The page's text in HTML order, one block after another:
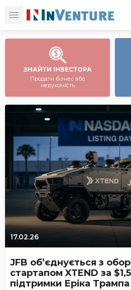
ЗНАЙТИ ІНВЕСТОРА
Продати бізнес або
нерухомість
17.02.26
JFB об’єднується з
стартапом XTEND за
підтримки Еріка Трампа